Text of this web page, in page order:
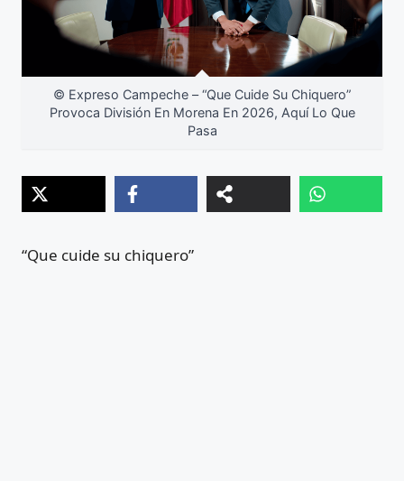
© Expreso Campeche – “Que Cuide Su Chiquero”
Provoca División En Morena En 2026, Aquí Lo Que
Pasa
“Que cuide su chiquero”